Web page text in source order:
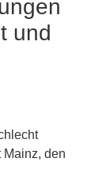
und
Mainz, den